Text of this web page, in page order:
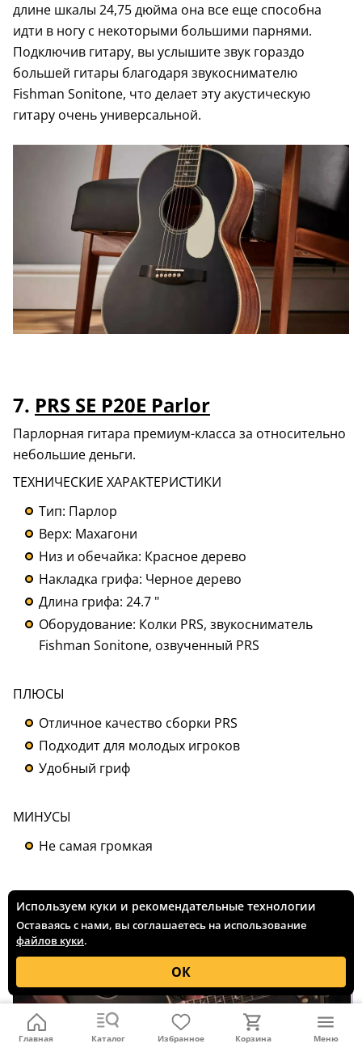
Главная Каталог Избранное Корзина Меню
длине шкалы 24,75 дюйма она все еще способна
идти в ногу с некоторыми большими парнями.
Подключив гитару, вы услышите звук гораздо
большей гитары благодаря звукоснимателю
Fishman Sonitone, что делает эту акустическую
гитару очень универсальной.
7. PRS SE P20E Parlor
Парлорная гитара премиум-класса за относительно
небольшие деньги.
ТЕХНИЧЕСКИЕ ХАРАКТЕРИСТИКИ
Тип: Парлор
Верх: Махагони
Низ и обечайка: Красное дерево
Накладка грифа: Черное дерево
Длина грифа: 24.7 "
Оборудование: Колки PRS, звукосниматель
Fishman Sonitone, озвученный PRS
ПЛЮСЫ
Отличное качество сборки PRS
Подходит для молодых игроков
Удобный гриф
МИНУСЫ
Не самая громкая
Используем куки и рекомендательные технологии
Оставаясь с нами, вы соглашаетесь на использование
файлов куки.
ОК